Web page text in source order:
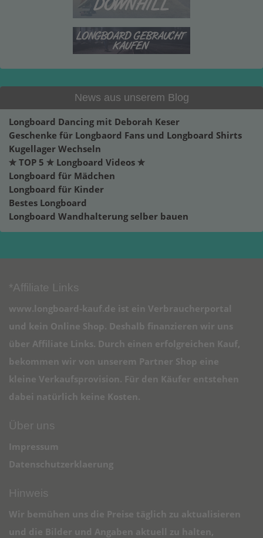
News aus unserem Blog
Longboard Dancing mit Deborah Keser
Geschenke für Longbaord Fans und Longboard Shirts
Kugellager Wechseln
✮ TOP 5 ✮ Longboard Videos ✮
Longboard für Mädchen
Longboard für Kinder
Bestes Longboard
Longboard Wandhalterung selber bauen
*Affiliate Links
www.longboard-kauf.de ist ein Verbraucherportal
und kein Online Shop. Deshalb finanzieren wir uns
über Affiliate Links. Durch einen erfolgreichen Kauf,
bekommen wir von unserem Partner Shop eine
kleine Verkaufsprovision. Für den Käufer entstehen
dabei natürlich keine Kosten.
Über uns
Impressum
Datenschutzerklaerung
Hinweis
Wir bemühen uns die Preise täglich zu aktualisieren
und die Bilder und Angaben aktuell zu halten,